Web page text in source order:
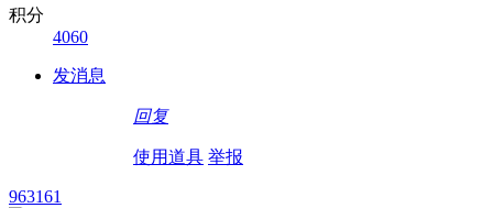
积分
4060
发消息
回复
使用道具 举报
963161